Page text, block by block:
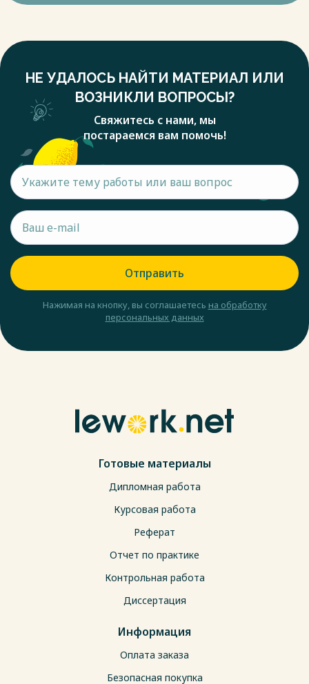
НЕ УДАЛОСЬ НАЙТИ МАТЕРИАЛ ИЛИ
ВОЗНИКЛИ ВОПРОСЫ?
Свяжитесь с нами, мы
постараемся вам помочь!
Отправить
Нажимая на кнопку, вы соглашаетесь на обработку
персональных данных
Готовые материалы
Дипломная работа
Курсовая работа
Реферат
Отчет по практике
Контрольная работа
Диссертация
Информация
Оплата заказа
Безопасная покупка